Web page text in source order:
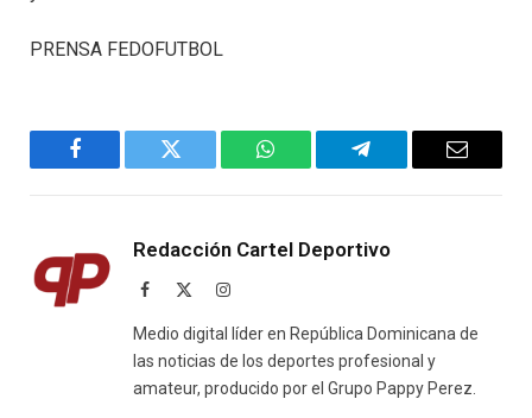
PRENSA FEDOFUTBOL
Facebook Twitter WhatsAppTelegram Email
Redacción Cartel Deportivo
Facebook Instagram
Medio digital líder en República Dominicana de
las noticias de los deportes profesional y
amateur, producido por el Grupo Pappy Perez.